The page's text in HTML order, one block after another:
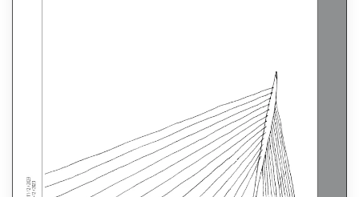
Lees meer